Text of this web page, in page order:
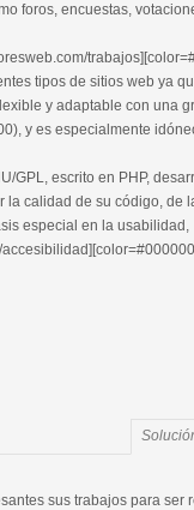
foros, encuestas,
tipos de sitios web ya
y adaptable con una
y es especialmente
GPL, escrito en PHP,
calidad de su código, de
especial en la usabilidad,
sus trabajos para ser